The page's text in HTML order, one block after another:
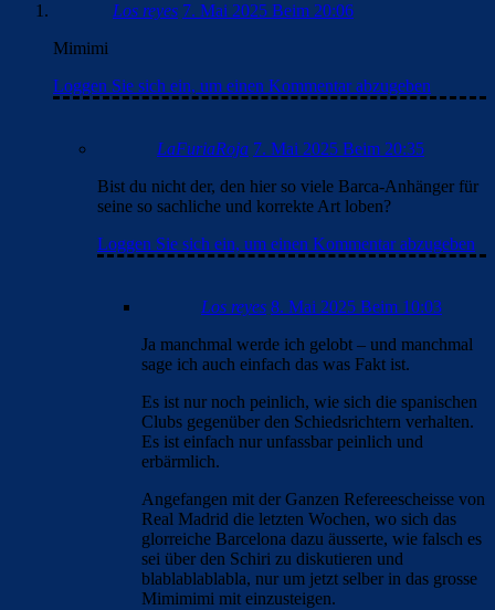
Los reyes 7. Mai 2025 Beim 20:06
Mimimi
Loggen Sie sich ein, um einen Kommentar abzugeben
LaFuriaRoja 7. Mai 2025 Beim 20:35
Bist du nicht der, den hier so viele Barca-Anhänger für
seine so sachliche und korrekte Art loben?
Loggen Sie sich ein, um einen Kommentar abzugeben
Los reyes 8. Mai 2025 Beim 10:03
Ja manchmal werde ich gelobt – und manchmal
sage ich auch einfach das was Fakt ist.
Es ist nur noch peinlich, wie sich die spanischen
Clubs gegenüber den Schiedsrichtern verhalten.
Es ist einfach nur unfassbar peinlich und
erbärmlich.
Angefangen mit der Ganzen Refereescheisse von
Real Madrid die letzten Wochen, wo sich das
glorreiche Barcelona dazu äusserte, wie falsch es
sei über den Schiri zu diskutieren und
blablablablabla, nur um jetzt selber in das grosse
Mimimimi mit einzusteigen.